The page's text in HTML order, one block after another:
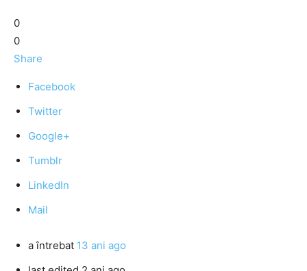
0
0
Share
Facebook
Twitter
Google+
Tumblr
LinkedIn
Mail
a întrebat 13 ani ago